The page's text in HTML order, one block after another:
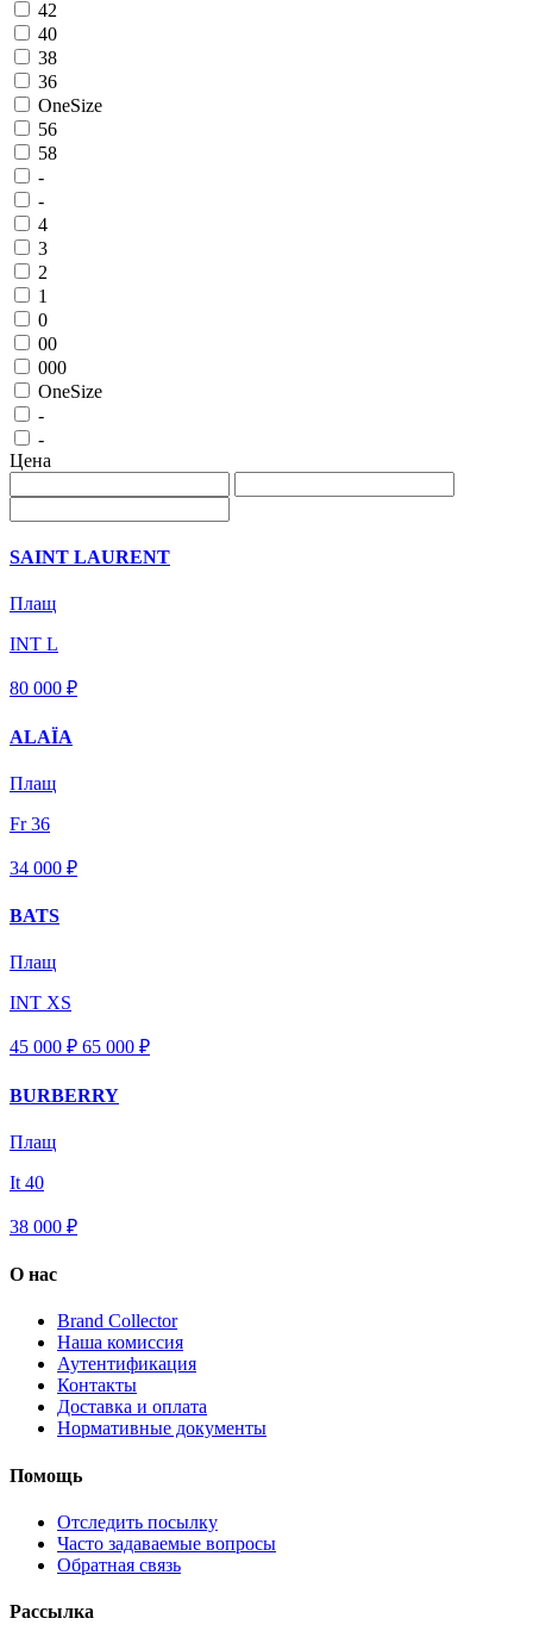
42
40
38
36
OneSize
56
58
-
-
4
3
2
1
0
00
000
OneSize
-
-
Цена
SAINT LAURENT
Плащ
INT L
80 000 ₽
ALAÏA
Плащ
Fr 36
34 000 ₽
BATS
Плащ
INT XS
45 000 ₽ 65 000 ₽
BURBERRY
Плащ
It 40
38 000 ₽
О нас
Brand Collector
Наша комиссия
Аутентификация
Контакты
Доставка и оплата
Нормативные документы
Помощь
Отследить посылку
Часто задаваемые вопросы
Обратная связь
Рассылка